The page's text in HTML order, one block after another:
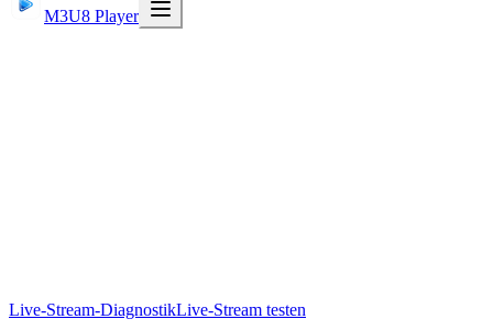
M3U8 Player
Live-Stream-DiagnostikLive-Stream testen